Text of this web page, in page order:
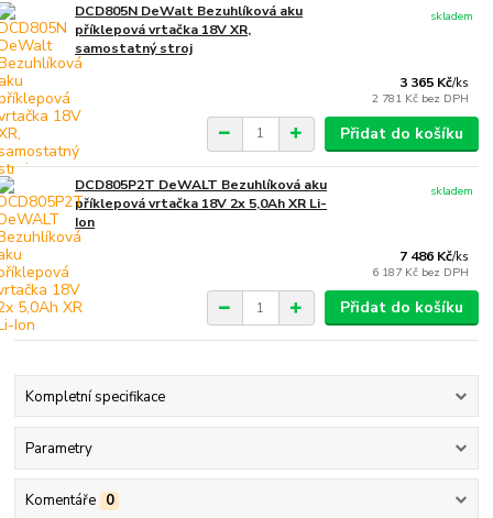
DCD805N DeWalt Bezuhlíková aku
příklepová vrtačka 18V XR,
samostatný stroj
3 365 Kč/ks
2 781 Kč bez DPH
skladem
Přidat do košíku
DCD805P2T DeWALT Bezuhlíková aku
příklepová vrtačka 18V 2x 5,0Ah XR Li-
Ion
7 486 Kč/ks
6 187 Kč bez DPH
skladem
Přidat do košíku
Kompletní specifikace
Parametry
Komentáře 0